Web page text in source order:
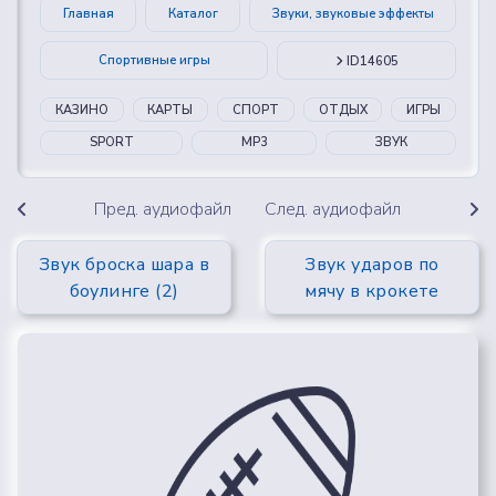
Главная Каталог Звуки, звуковые эффекты
Спортивные игры ID14605
КАЗИНО КАРТЫ СПОРТ ОТДЫХ
ИГРЫ
SPORT
MP3 ЗВУК
Пред. аудиофайл
Звук броска шара в
боулинге (2)
След. аудиофайл
Звук ударов по
мячу в крокете